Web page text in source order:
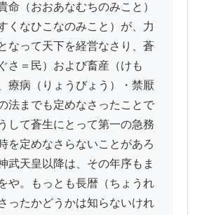
命（おおあなむちのみこと）
くなひこなのみこと）が、力
なって天下を経営なさり、蒼
さ＝民）および畜産（けも
療病（りょうびょう）・禁厭
法までも定めなさったことで
して蒼生にとって第一の急務
を定めなさらないことがあろ
武天皇以降は、その年序もま
や。もっとも長暦（ちょうれ
ったかどうかは知らないけれ